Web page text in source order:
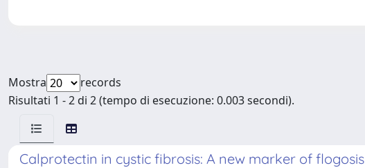
Mostra
records
Risultati 1 - 2 di 2 (tempo di esecuzione: 0.003 secondi).
Calprotectin in cystic fibrosis: A new marker of flogosis